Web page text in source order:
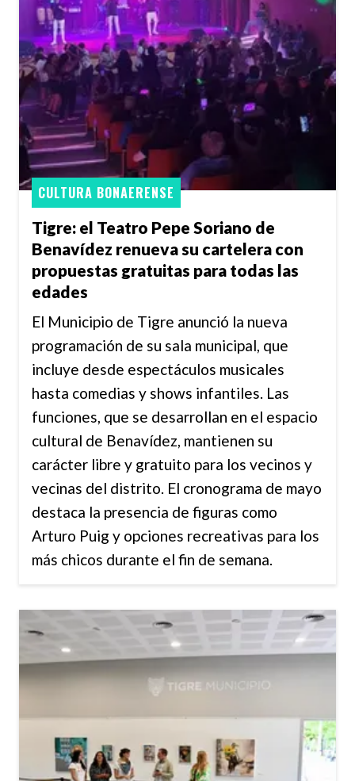
Tigre: el Teatro Pepe Soriano de
Benavídez renueva su cartelera con
propuestas gratuitas para todas las
edades
CULTURA BONAERENSE
El Municipio de Tigre anunció la nueva
programación de su sala municipal, que
incluye desde espectáculos musicales
hasta comedias y shows infantiles. Las
funciones, que se desarrollan en el espacio
cultural de Benavídez, mantienen su
carácter libre y gratuito para los vecinos y
vecinas del distrito. El cronograma de mayo
destaca la presencia de figuras como
Arturo Puig y opciones recreativas para los
más chicos durante el fin de semana.